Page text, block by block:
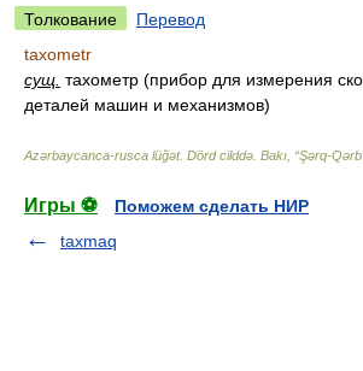
Толкование
Перевод
taxometr
сущ. тахометр (прибор для измерения
деталей машин и механизмов)
Azərbaycanca-rusca lüğət. Dörd cilddə. Bakı, “Şərq-
Игры ⚽
Поможем сделать НИР
taxmaq